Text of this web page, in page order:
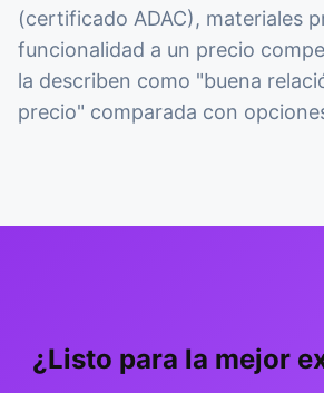
(certificado ADAC), materiales
funcionalidad a un precio
la describen como "buena
precio" comparada con
¿Listo para la mejor